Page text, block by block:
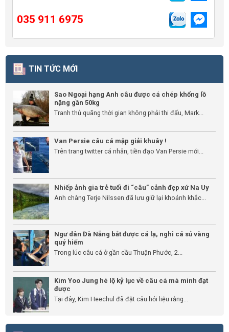
035 911 6975
TIN TỨC MỚI
Sao Ngoại hạng Anh câu được cá chép khổng lồ
nặng gần 50kg
Tranh thủ quãng thời gian không phải thi đấu, Mark...
Van Persie câu cá mập giải khuây !
Trên trang twitter cá nhân, tiền đạo Van Persie mới...
Nhiếp ảnh gia trẻ tuổi đi “câu” cảnh đẹp xứ Na Uy
Anh chàng Terje Nilssen đã lưu giữ lại khoảnh khắc...
Ngư dân Đà Nẵng bắt được cá lạ, nghi cá sủ vàng
quý hiếm
Trong lúc câu cá ở gần cầu Thuận Phước, 2...
Kim Yoo Jung hé lộ kỷ lục về câu cá mà mình đạt
được
Tại đây, Kim Heechul đã đặt câu hỏi liệu rằng...